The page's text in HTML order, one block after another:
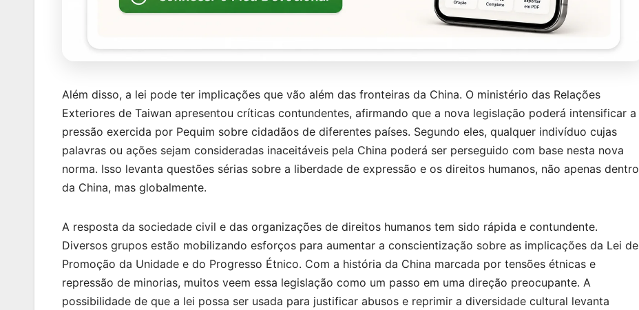
Além disso, a lei pode ter implicações que vão além das fronteiras da China. O ministério das Relações
Exteriores de Taiwan apresentou críticas contundentes, afirmando que a nova legislação poderá intensificar a
pressão exercida por Pequim sobre cidadãos de diferentes países. Segundo eles, qualquer indivíduo cujas
palavras ou ações sejam consideradas inaceitáveis pela China poderá ser perseguido com base nesta nova
norma. Isso levanta questões sérias sobre a liberdade de expressão e os direitos humanos, não apenas dentro
da China, mas globalmente.
A resposta da sociedade civil e das organizações de direitos humanos tem sido rápida e contundente.
Diversos grupos estão mobilizando esforços para aumentar a conscientização sobre as implicações da Lei de
Promoção da Unidade e do Progresso Étnico. Com a história da China marcada por tensões étnicas e
repressão de minorias, muitos veem essa legislação como um passo em uma direção preocupante. A
possibilidade de que a lei possa ser usada para justificar abusos e reprimir a diversidade cultural levanta